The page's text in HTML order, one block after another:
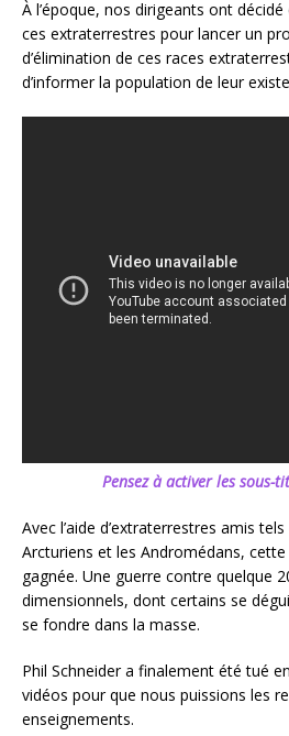
À l’époque, nos dirigeants ont
ces extraterrestres pour lancer un
d’élimination de ces races
d’informer la population de leur
Pensez à activer les sous-
Avec l’aide d’extraterrestres amis
Arcturiens et les Andromédans,
gagnée. Une guerre contre quelque
dimensionnels, dont certains se
se fondre dans la masse.
Phil Schneider a finalement été tué
vidéos pour que nous puissions les
enseignements.